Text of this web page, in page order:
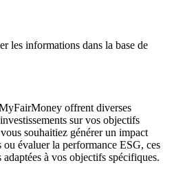
les informations dans la base de
offrent diverses
sur vos objectifs
souhaitiez générer un impact
évaluer la performance ESG, ces
à vos objectifs spécifiques.